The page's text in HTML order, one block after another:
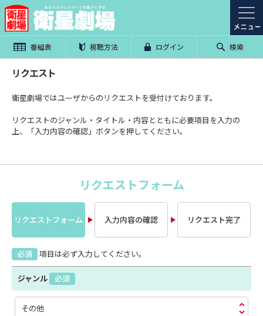
番組表 視聴方法 ログイン 検索
リクエスト
衛星劇場ではユーザからのリクエストを受付けております。
リクエストのジャンル・タイトル・内容とともに必要項目を入力の
上、「入力内容の確認」ボタンを押してください。
リクエストフォーム
リクエストフォーム 入力内容の確認 リクエスト完了
必須 項目は必ず入力してください。
ジャンル 必須
その他